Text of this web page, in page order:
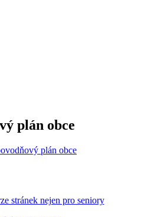
plán obce
plán obce
stránek nejen pro seniory